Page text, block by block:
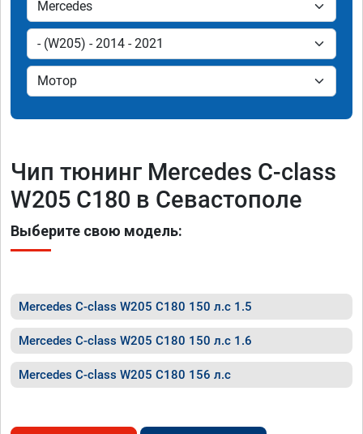
Чип тюнинг Mercedes C-class
W205 C180 в Севастополе
Выберите свою модель:
Mercedes C-class W205 C180 150 л.с 1.5
Mercedes C-class W205 C180 150 л.с 1.6
Mercedes C-class W205 C180 156 л.с